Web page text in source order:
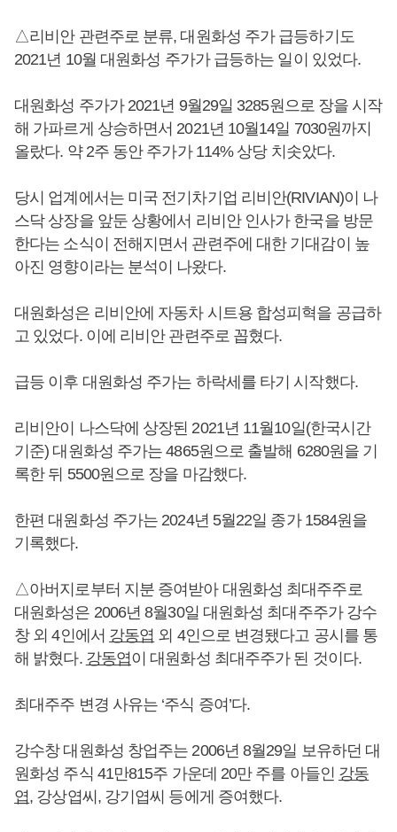
△리비안 관련주로 분류, 대원화성 주가 급등하기도
2021년 10월 대원화성 주가가 급등하는 일이 있었다.
대원화성 주가가 2021년 9월29일 3285원으로 장을 시작
해 가파르게 상승하면서 2021년 10월14일 7030원까지
올랐다. 약 2주 동안 주가가 114% 상당 치솟았다.
당시 업계에서는 미국 전기차기업 리비안(RIVIAN)이 나
스닥 상장을 앞둔 상황에서 리비안 인사가 한국을 방문
한다는 소식이 전해지면서 관련주에 대한 기대감이 높
아진 영향이라는 분석이 나왔다.
대원화성은 리비안에 자동차 시트용 합성피혁을 공급하
고 있었다. 이에 리비안 관련주로 꼽혔다.
급등 이후 대원화성 주가는 하락세를 타기 시작했다.
리비안이 나스닥에 상장된 2021년 11월10일(한국시간
기준) 대원화성 주가는 4865원으로 출발해 6280원을 기
록한 뒤 5500원으로 장을 마감했다.
한편 대원화성 주가는 2024년 5월22일 종가 1584원을
기록했다.
△아버지로부터 지분 증여받아 대원화성 최대주주로
대원화성은 2006년 8월30일 대원화성 최대주주가 강수
창 외 4인에서 강동엽 외 4인으로 변경됐다고 공시를 통
해 밝혔다. 강동엽이 대원화성 최대주주가 된 것이다.
최대주주 변경 사유는 ‘주식 증여’다.
강수창 대원화성 창업주는 2006년 8월29일 보유하던 대
원화성 주식 41만815주 가운데 20만 주를 아들인 강동
엽, 강상엽씨, 강기엽씨 등에게 증여했다.